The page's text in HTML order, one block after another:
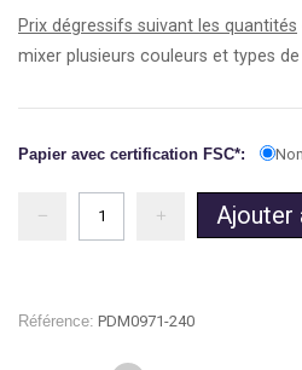
Prix dégressifs suivant les quantités
mixer plusieurs couleurs et types
Papier avec certification FSC*: Non
Ajouter
Référence: PDM0971-240